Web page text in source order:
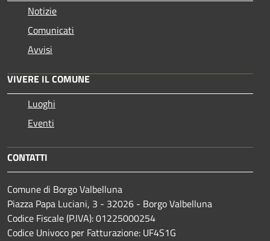
Notizie
Comunicati
Avvisi
VIVERE IL COMUNE
Luoghi
Eventi
CONTATTI
Comune di Borgo Valbelluna
Piazza Papa Luciani, 3 - 32026 - Borgo Valbelluna
Codice Fiscale (P.IVA): 01225000254
Codice Univoco per Fatturazione: UF4S1G